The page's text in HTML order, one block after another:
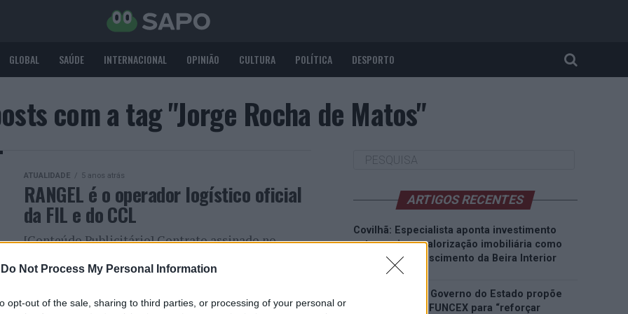
Do Not Process My Personal Information
opt-out of the sale, sharing to third parties, or processing of your personal or
GLOBAL SAÚDE INTERNACIONAL OPINIÃO CULTURA POLÍTICA DESPORTO
com a tag "Jorge Rocha de Matos"
ATUALIDADE 5 anos atrás
RANGEL é o operador logístico oficial
da FIL e do CCL
[Conteúdo Publicitário] Contrato assinado no
ARTIGOS RECENTES
Covilhã: Especialista aponta investimento
estrangeiro e valorização imobiliária como
motores do crescimento da Beira Interior
Rio de Janeiro: Governo do Estado propõe
parceria com a FUNCEX para “reforçar